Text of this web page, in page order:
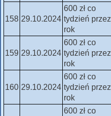
158 29.10.2024
600 zł co
tydzień przez
rok
159 29.10.2024
600 zł co
tydzień przez
rok
160 29.10.2024
600 zł co
tydzień przez
rok
600 zł co